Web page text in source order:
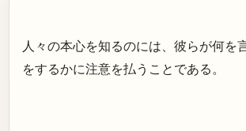
人々の本心を知るのには、彼らが何を
をするかに注意を払うことである。